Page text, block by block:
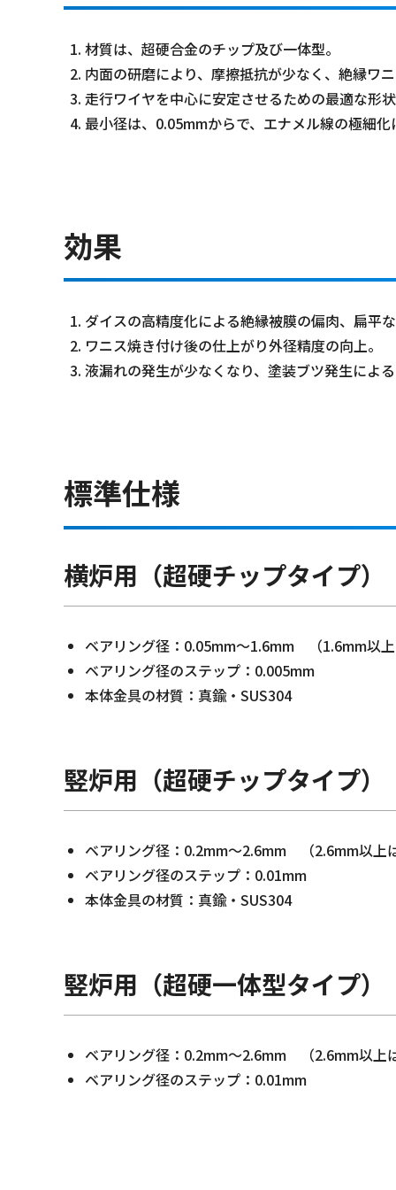
材質は、超硬合金のチップ及び一体型。
内面の研磨により、摩擦抵抗が少なく、絶縁ワ
走行ワイヤを中心に安定させるための最適な形
最小径は、0.05mmからで、エナメル線の極細化
効果
ダイスの高精度化による絶縁被膜の偏肉、扁平
ワニス焼き付け後の仕上がり外径精度の向上。
液漏れの発生が少なくなり、塗装ブツ発生によ
標準仕様
横炉用（超硬チップタイプ）
ベアリング径：0.05mm～1.6mm （1.6mm以
ベアリング径のステップ：0.005mm
本体金具の材質：真鍮・SUS304
竪炉用（超硬チップタイプ）
ベアリング径：0.2mm～2.6mm （2.6mm以上
ベアリング径のステップ：0.01mm
本体金具の材質：真鍮・SUS304
竪炉用（超硬一体型タイプ）
ベアリング径：0.2mm～2.6mm （2.6mm以上
ベアリング径のステップ：0.01mm